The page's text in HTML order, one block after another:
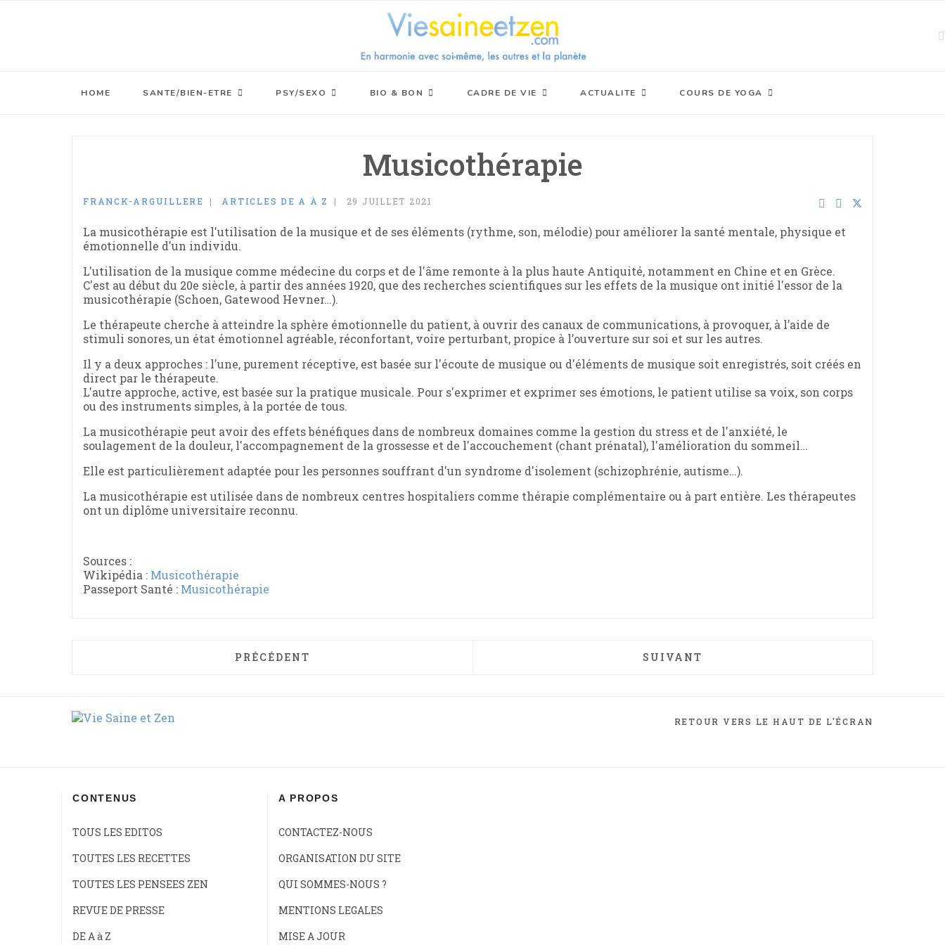
HOME SANTE/BIEN-ETRE PSY/SEXO BIO & BON CADRE DE VIE ACTUALITE COURS DE YOGA
Musicothérapie
FRANCK-ARGUILLERE ARTICLES DE A À Z 29 JUILLET 2021
La musicothérapie est l'utilisation de la musique et de ses éléments (rythme, son, mélodie) pour améliorer la santé mentale, physique et
émotionnelle d'un individu.
L'utilisation de la musique comme médecine du corps et de l'âme remonte à la plus haute Antiquité, notamment en Chine et en Grèce.
C'est au début du 20e siècle, à partir des années 1920, que des recherches scientifiques sur les effets de la musique ont initié l'essor de la
musicothérapie (Schoen, Gatewood Hevner…).
Le thérapeute cherche à atteindre la sphère émotionnelle du patient, à ouvrir des canaux de communications, à provoquer, à l’aide de
stimuli sonores, un état émotionnel agréable, réconfortant, voire perturbant, propice à l’ouverture sur soi et sur les autres.
Il y a deux approches : l'une, purement réceptive, est basée sur l'écoute de musique ou d'éléments de musique soit enregistrés, soit créés en
direct par le thérapeute.
L'autre approche, active, est basée sur la pratique musicale. Pour s'exprimer et exprimer ses émotions, le patient utilise sa voix, son corps
ou des instruments simples, à la portée de tous.
La musicothérapie peut avoir des effets bénéfiques dans de nombreux domaines comme la gestion du stress et de l'anxiété, le
soulagement de la douleur, l'accompagnement de la grossesse et de l'accouchement (chant prénatal), l'amélioration du sommeil…
Elle est particulièrement adaptée pour les personnes souffrant d'un syndrome d'isolement (schizophrénie, autisme…).
La musicothérapie est utilisée dans de nombreux centres hospitaliers comme thérapie complémentaire ou à part entière. Les thérapeutes
ont un diplôme universitaire reconnu.
Sources :
Wikipédia : Musicothérapie
Passeport Santé : Musicothérapie
ARTICLE PRÉCÉDENT : ENNÉAGRAMME
PRÉCÉDENT ARTICLE SUIVANT : ART-THÉRAPIE
SUIVANT
RETOUR VERS LE HAUT DE L'ÉCRAN
CONTENUS
TOUS LES EDITOS
TOUTES LES RECETTES
TOUTES LES PENSEES ZEN
REVUE DE PRESSE
DE A à Z
A PROPOS
CONTACTEZ-NOUS
ORGANISATION DU SITE
QUI SOMMES-NOUS ?
MENTIONS LEGALES
MISE A JOUR